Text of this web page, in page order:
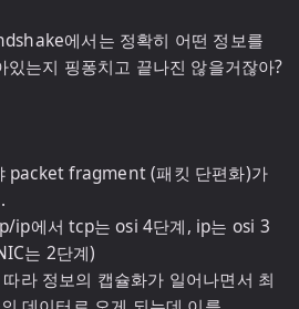
에서는 정확히 어떤 정보를
있는지 핑퐁치고 끝나진 않을거잖아?
packet fragment (패킷 단편화)가
ip에서 tcp는 osi 4단계, ip는 osi 3
는 2단계)
라 정보의 캡슐화가 일어나면서 최